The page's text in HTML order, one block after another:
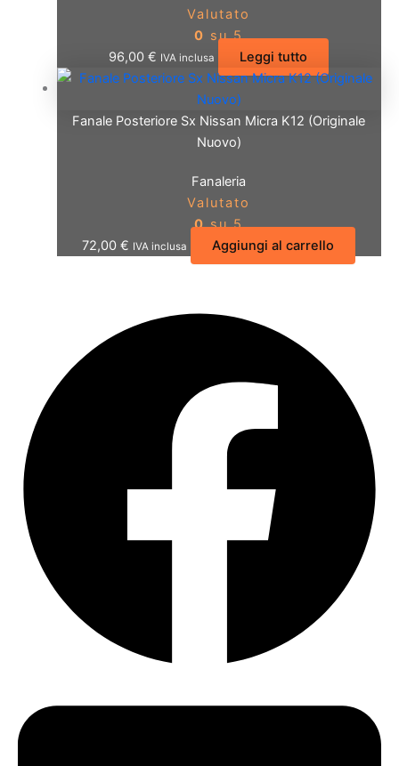
Valutato
0 su 5
96,00€ IVA inclusa Leggi tutto
Fanale Posteriore Sx Nissan Micra K12 (Originale
Nuovo)
Fanaleria
Valutato
0su 5
72,00€ IVA inclusa Aggiungi al carrello